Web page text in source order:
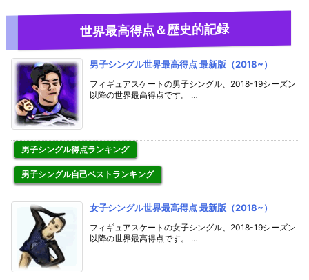
世界最高得点＆歴史的記録
男子シングル世界最高得点 最新版（2018~）
フィギュアスケートの男子シングル、2018-19シーズン
以降の世界最高得点です。 …
男子シングル得点ランキング
男子シングル自己ベストランキング
女子シングル世界最高得点 最新版（2018~）
フィギュアスケートの女子シングル、2018-19シーズン
以降の世界最高得点です。 …